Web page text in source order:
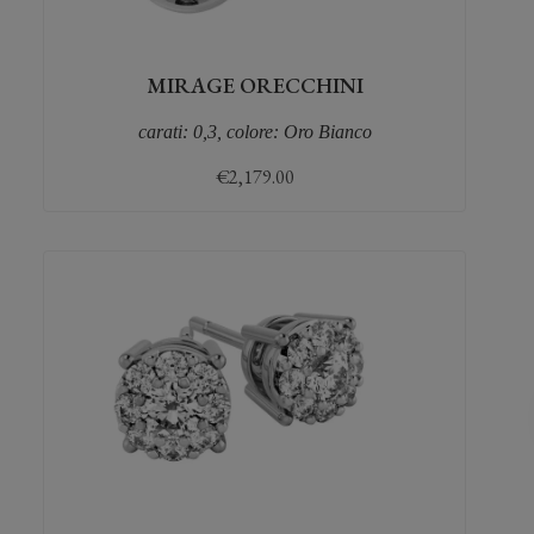
MIRAGE ORECCHINI
carati: 0,3, colore: Oro Bianco
€2,179.00